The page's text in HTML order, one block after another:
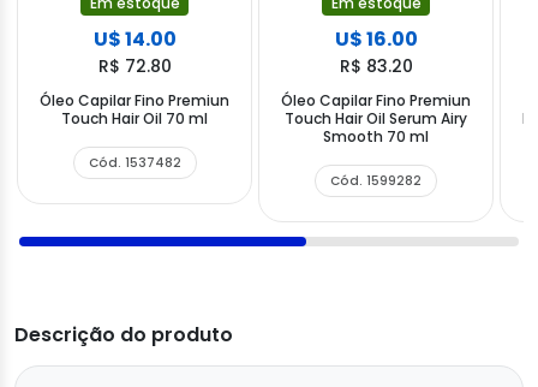
U$ 14.00
R$ 72.80
Óleo Capilar Fino Premiun
Touch Hair Oil 70 ml
Cód. 1537482
U$ 16.00
R$ 83.20
Óleo Capilar Fino Premiun
Touch Hair Oil Serum Airy
Smooth 70 ml
Cód. 1599282
Descrição do produto